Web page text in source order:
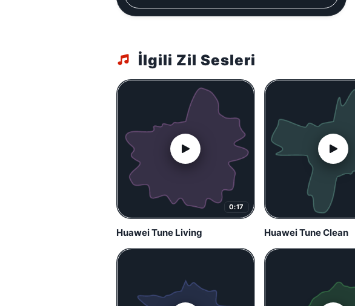
İlgili Zil Sesleri
0:17
Huawei Tune Living Huawei Tune Clean